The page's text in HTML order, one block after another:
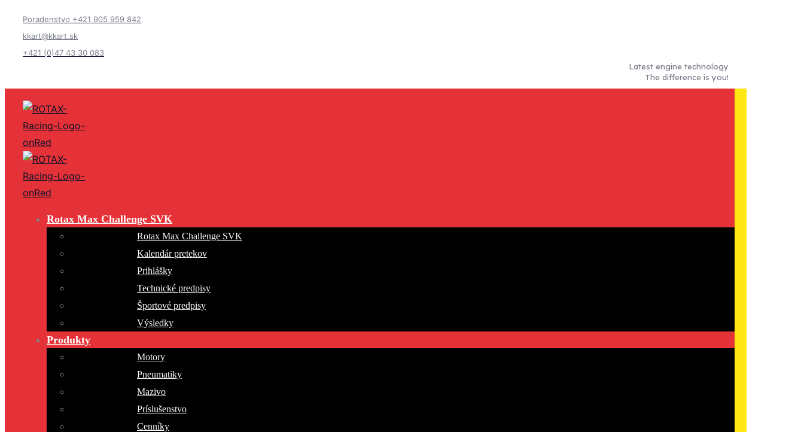
Poradenstvo +421 905 959 842
kkart@kkart.sk
+421 (0)47 43 30 083
Latest engine technology
The difference is you!
Rotax Max Challenge SVK
Rotax Max Challenge SVK
Kalendár pretekov
Prihlášky
Technické predpisy
Športové predpisy
Výsledky
Produkty
Motory
Pneumatiky
Mazivo
Príslušenstvo
Cenníky